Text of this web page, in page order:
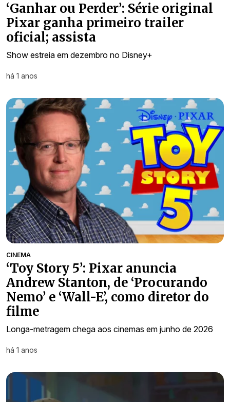
‘Ganhar ou Perder’: Série original
Pixar ganha primeiro trailer
oficial; assista
Show estreia em dezembro no Disney+
há 1 anos
CINEMA
‘Toy Story 5’: Pixar anuncia
Andrew Stanton, de ‘Procurando
Nemo’ e ‘Wall-E’, como diretor do
filme
Longa-metragem chega aos cinemas em junho de 2026
há 1 anos